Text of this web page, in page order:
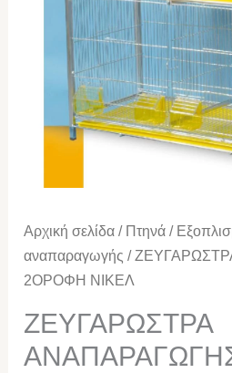
Αρχική σελίδα / Πτηνά /
αναπαραγωγής /
2ΟΡΟΦΗ ΝΙΚΕΛ
ΖΕΥΓΑΡΩΣΤΡΑ